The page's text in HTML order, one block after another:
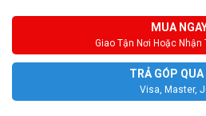
MUA
Giao Tận Nơi Hoặc Nhận
TRẢ GÓP
Visa, Master,